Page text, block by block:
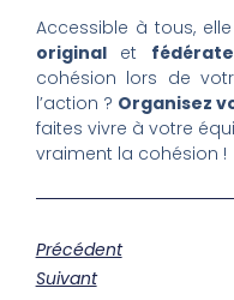
Accessible à tous,
originalet
cohésion lors de
l’action ? Organisez
faites vivre à votre
vraiment la cohésion !
Précédent
Suivant